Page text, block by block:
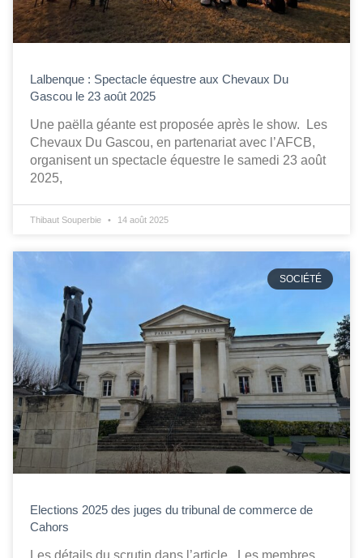
Lalbenque : Spectacle équestre aux Chevaux Du
Gascou le 23 août 2025
Une paëlla géante est proposée après le show. Les
Chevaux Du Gascou, en partenariat avec l’AFCB,
organisent un spectacle équestre le samedi 23 août
2025,
Thibaut Souperbie 14 août 2025
SOCIÉTÉ
Elections 2025 des juges du tribunal de commerce de
Cahors